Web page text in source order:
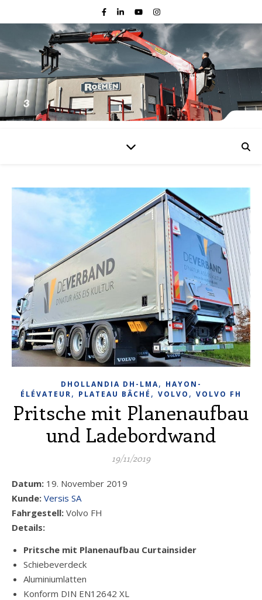
DHOLLANDIA DH-LMA, HAYON-
ÉLÉVATEUR, PLATEAU BÂCHÉ , VOLVO , VOLVO FH
Pritsche mit Planenaufbau
und Ladebordwand
19/11/2019
Datum: 19. November 2019
Kunde: Versis SA
Fahrgestell: Volvo FH
Details:
Pritsche mit Planenaufbau Curtainsider
Schiebeverdeck
Aluminiumlatten
Konform DIN EN12642 XL